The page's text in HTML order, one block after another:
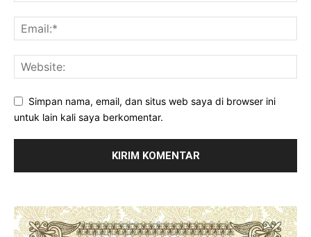
Simpan nama, email, dan situs web saya di browser ini
untuk lain kali saya berkomentar.